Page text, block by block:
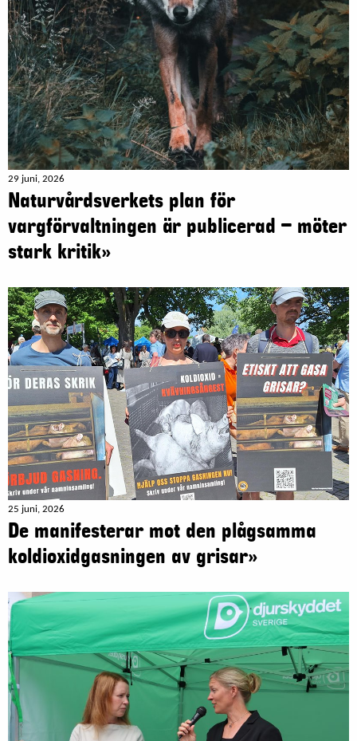
29 juni, 2026
Naturvårdsverkets plan för
vargförvaltningen är publicerad – möter
stark kritik»
25 juni, 2026
De manifesterar mot den plågsamma
koldioxidgasningen av grisar»